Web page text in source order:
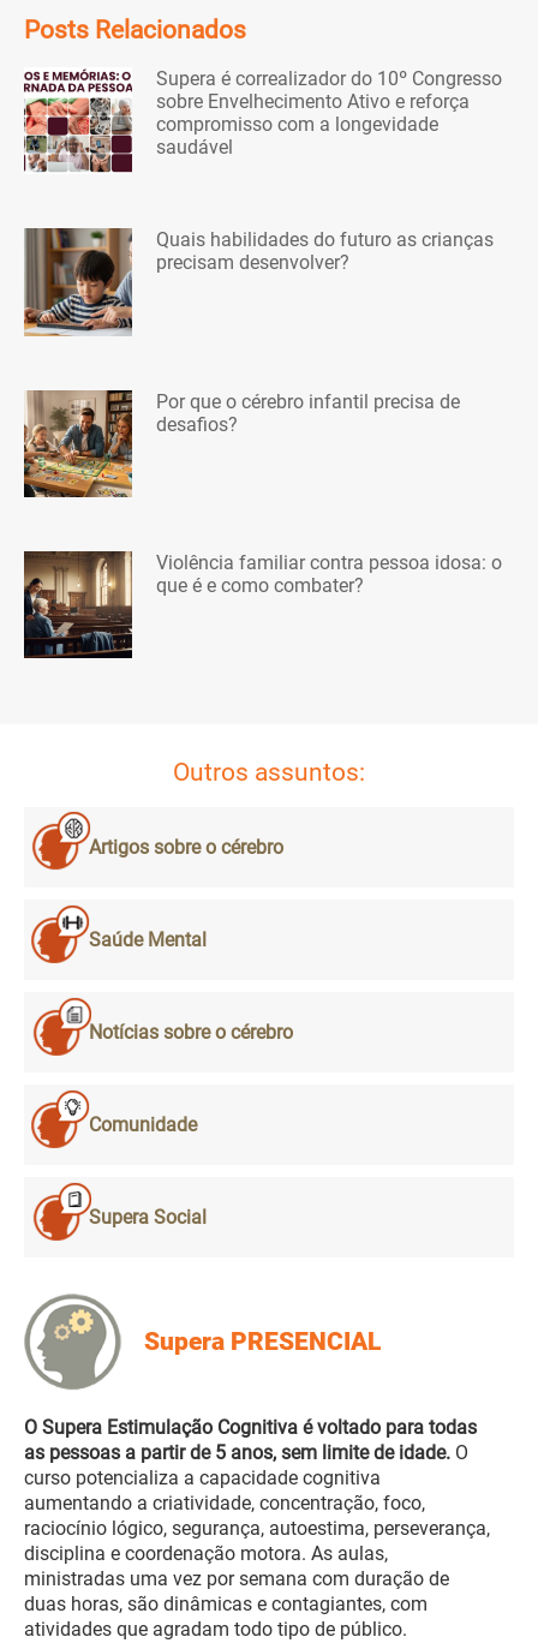
Posts Relacionados
Supera é correalizador do 10º Congresso
sobre Envelhecimento Ativo e reforça
compromisso com a longevidade
saudável
Quais habilidades do futuro as crianças
precisam desenvolver?
Por que o cérebro infantil precisa de
desafios?
Violência familiar contra pessoa idosa: o
que é e como combater?
Outros assuntos:
Artigos sobre o cérebro
Saúde Mental
Notícias sobre o cérebro
Comunidade
Supera Social
Supera PRESENCIAL
O Supera Estimulação Cognitiva é voltado para todas
as pessoas a partir de 5 anos, sem limite de idade. O
curso potencializa a capacidade cognitiva
aumentando a criatividade, concentração, foco,
raciocínio lógico, segurança, autoestima, perseverança,
disciplina e coordenação motora. As aulas,
ministradas uma vez por semana com duração de
duas horas, são dinâmicas e contagiantes, com
atividades que agradam todo tipo de público.